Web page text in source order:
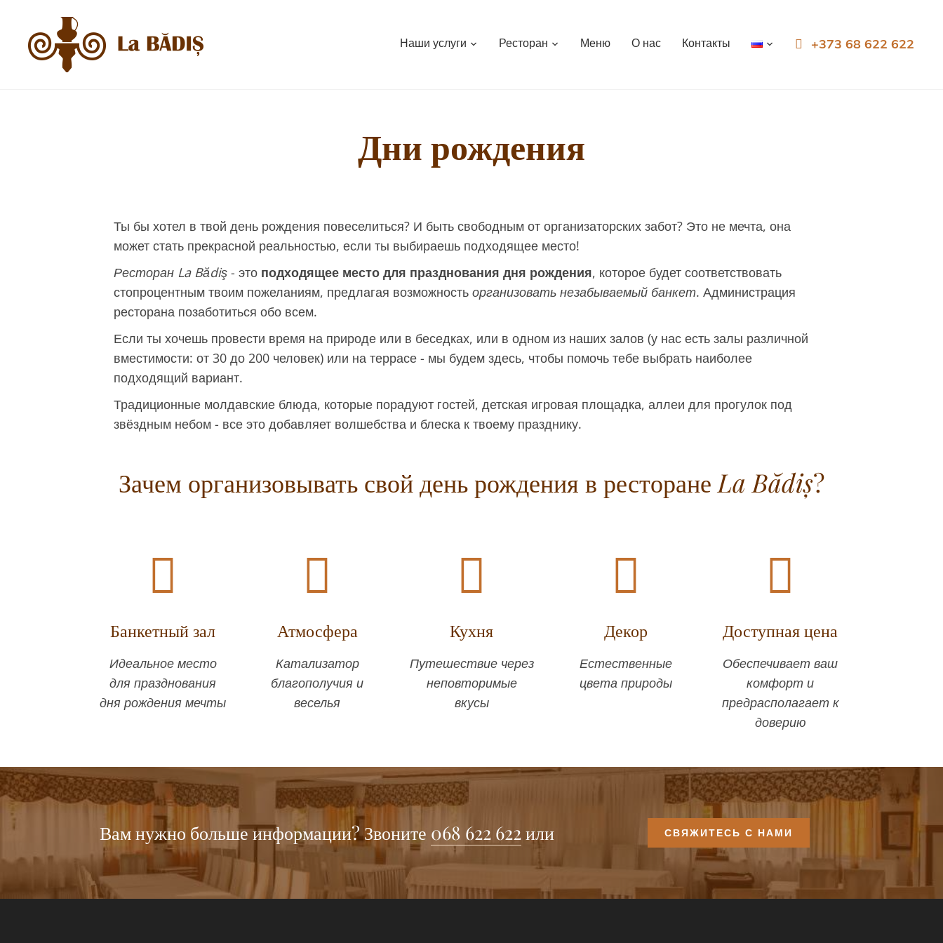
Наши услуги Ресторан Меню О нас Контакты +373 68 622 622
Дни рождения
Ты бы хотел в твой день рождения повеселиться? И быть свободным от организаторских забот? Это не мечта, она
может стать прекрасной реальностью, если ты выбираешь подходящее место!
Ресторан La Bădiş - это подходящее место для празднования дня рождения, которое будет соответствовать
стопроцентным твоим пожеланиям, предлагая возможность организовать незабываемый банкет. Администрация
ресторана позаботиться обо всем.
Если ты хочешь провести время на природе или в беседках, или в одном из наших залов (у нас есть залы различной
вместимости: от 30 до 200 человек) или на террасе - мы будем здесь, чтобы помочь тебе выбрать наиболее
подходящий вариант.
Традиционные молдавские блюда, которые порадуют гостей, детская игровая площадка, аллеи для прогулок под
звёздным небом - все это добавляет волшебства и блеска к твоему празднику.
Зачем организовывать свой день рождения в ресторане La Bădiș?
Банкетный зал
Идеальное место
для празднования
дня рождения мечты
Атмосфера
Катализатор
благополучия и
веселья
Кухня
Путешествие через
неповторимые
вкусы
Декор
Естественные
цвета природы
Доступная цена
Обеспечивает ваш
комфорт и
предрасполагает к
доверию
Вам нужно больше информации? Звоните 068 622 622или СВЯЖИТЕСЬ С НАМИ